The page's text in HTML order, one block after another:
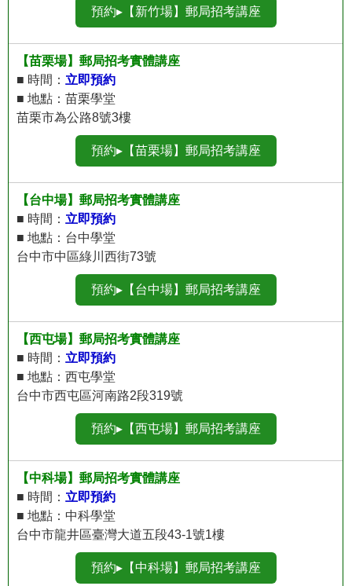
預約▸【新竹場】郵局招考講座
【苗栗場】郵局招考實體講座
■ 時間： 立即預約
■ 地點：苗栗學堂
苗栗市為公路8號3樓
預約▸【苗栗場】郵局招考講座
【台中場】郵局招考實體講座
■ 時間： 立即預約
■ 地點：台中學堂
台中市中區綠川西街73號
預約▸【台中場】郵局招考講座
【西屯場】郵局招考實體講座
■ 時間： 立即預約
■ 地點：西屯學堂
台中市西屯區河南路2段319號
預約▸【西屯場】郵局招考講座
【中科場】郵局招考實體講座
■ 時間： 立即預約
■ 地點：中科學堂
台中市龍井區臺灣大道五段43-1號1樓
預約▸【中科場】郵局招考講座